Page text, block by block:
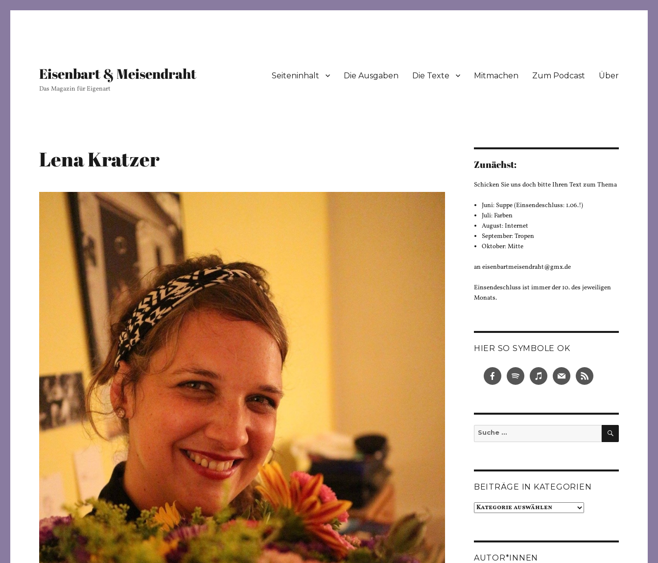
Eisenbart & Meisendraht
Das Magazin für Eigenart
Seiteninhalt Die Ausgaben Die Texte Mitmachen Zum Podcast Über
Lena Kratzer Zunächst:
Schicken Sie uns doch bitte Ihren Text zum Thema
Juni: Suppe (Einsendeschluss: 1.06.!)
Juli: Farben
August: Internet
September: Tropen
Oktober: Mitte
an eisenbartmeisendraht@gmx.de
Einsendeschluss ist immer der 10. des jeweiligen
Monats.
HIER SO SYMBOLE OK
Suche
nach:
SUCHEN
BEITRÄGE IN KATEGORIEN
Beiträge
AUTOR*INNEN